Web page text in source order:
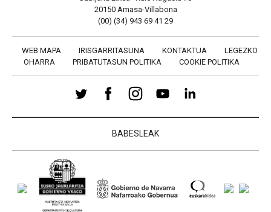
20150 Amasa-Villabona
(00) (34) 943 69 41 29
WEB MAPA IRISGARRITASUNA KONTAKTUA
LEGEZKO
OHARRA
PRIBATUTASUN POLITIKA COOKIE POLITIKA
BABESLEAK